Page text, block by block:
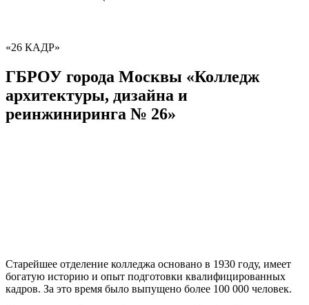
«26 КАДР»
ГБРОУ города Москвы «Колледж
архитектуры, дизайна и
реинжиниринга № 26»
Старейшее отделение колледжа основано в 1930 году, имеет
богатую историю и опыт подготовки квалифицированных
кадров. За это время было выпущено более 100 000 человек.